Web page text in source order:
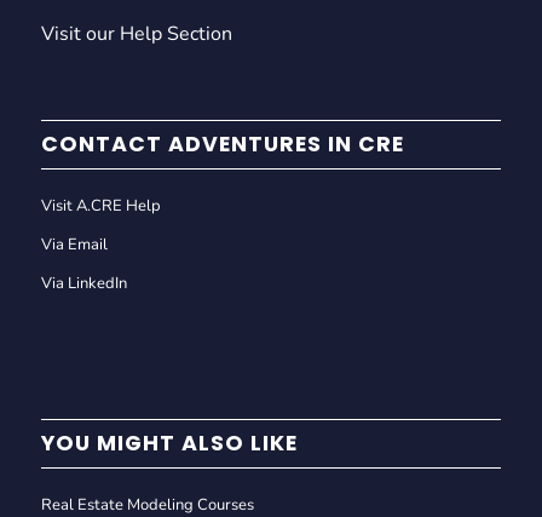
Visit our Help Section
CONTACT ADVENTURES IN CRE
Visit A.CRE Help
Via Email
Via LinkedIn
YOU MIGHT ALSO LIKE
Real Estate Modeling Courses